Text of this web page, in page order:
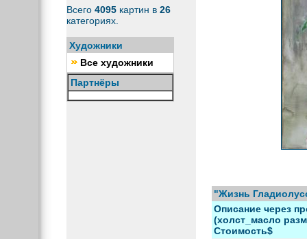
Всего 4095картин в 26
категориях.
Художники
Все художники
Партнёры
"Жизнь
Описание через
(холст_масло
Стоимость$